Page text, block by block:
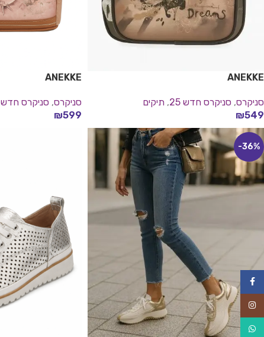
ANEKKE
סניקרס, סניקרס חדש 25 , תיקים
₪549
בחר אפשרויות
ANEKKE
סניקרס, סניקרס חדש 25
₪599
-36%
Facebook
Instagram
WhatsApp